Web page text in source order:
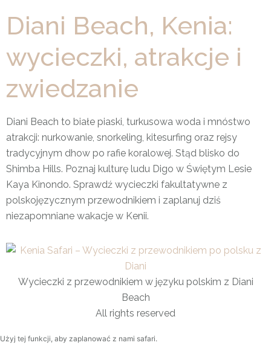
Diani Beach, Kenia:
wycieczki, atrakcje i
zwiedzanie
Diani Beach to białe piaski, turkusowa woda i mnóstwo
atrakcji: nurkowanie, snorkeling, kitesurfing oraz rejsy
tradycyjnym dhow po rafie koralowej. Stąd blisko do
Shimba Hills. Poznaj kulturę ludu Digo w Świętym Lesie
Kaya Kinondo. Sprawdź wycieczki fakultatywne z
polskojęzycznym przewodnikiem i zaplanuj dziś
niezapomniane wakacje w Kenii.
Wycieczki z przewodnikiem w języku polskim z Diani
Beach
All rights reserved
Użyj tej funkcji, aby zaplanować z nami safari.